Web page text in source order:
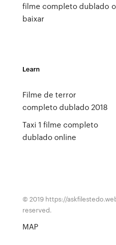
filme completo dublado
baixar
Learn
Filme de terror
completo dublado 2018
Taxi 1 filme completo
dublado online
© 2019 https://
reserved.
MAP